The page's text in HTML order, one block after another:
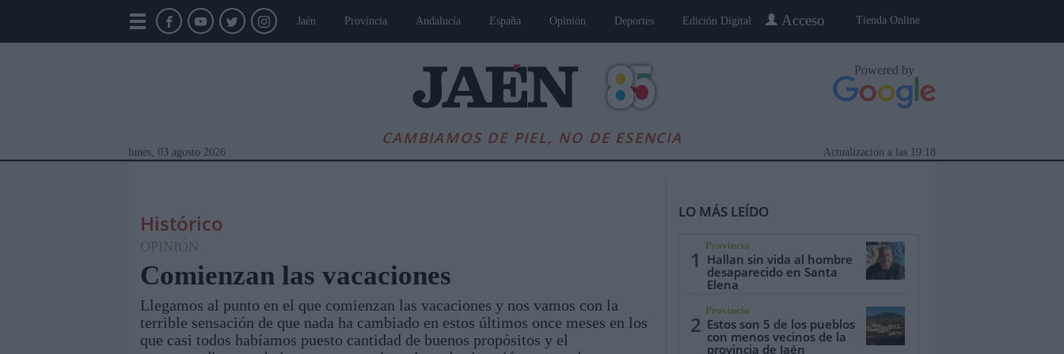
Tienda Online
Acceso
Jaén Provincia Andalucía España Opinión Deportes Edición Digital
CAMBIAMOS DE PIEL, NO DE ESENCIA
Powered by
lunes, 03 agosto 2026 19:18
Actualización a las
Módulos Portada Jaén Provincia Linares Andalucía Internacional Opinión Cultura Deportes Jaén, Pueblo a Pueblo Especiales
Histórico
OPINIÓN
Comienzan las vacaciones
Llegamos al punto en el que comienzan las vacaciones y nos vamos con la
terrible sensación de que nada ha cambiado en estos últimos once meses en los
que casi todos habíamos puesto cantidad de buenos propósitos y el
LO MÁS LEÍDO
1
Provincia
Hallan sin vida al hombre
desaparecido en Santa
Elena
2
Provincia
Estos son 5 de los pueblos
con menos vecinos de la
provincia de Jaén